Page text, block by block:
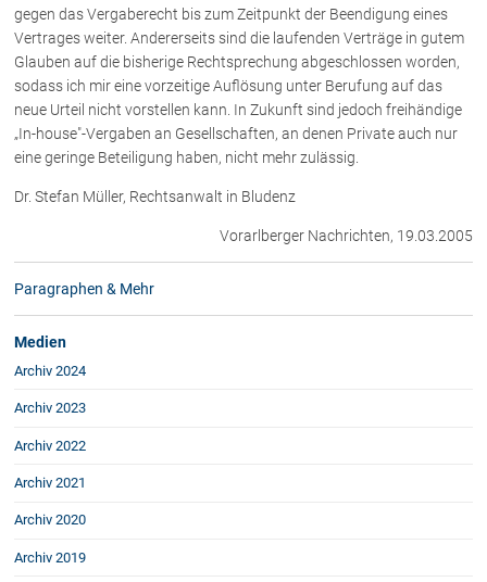
Paragraphen & Mehr
Medien
Vorarlberg Online
NOVUM
Fachliteratur
und Übergabeverträgen
Check dein Recht/Erbrecht
Schenkung von Immobilien
Checklisten: Haus-, Wohnungs- und
Checkliste: Immobilienertragssteuer
Checkliste: Mietvertrag
Checkliste: GmbH-Gründung
Person
gegen das Vergaberecht bis zum Zeitpunkt der Beendigung eines
Vertrages weiter. Andererseits sind die laufenden Verträge in gutem
Glauben auf die bisherige Rechtsprechung abgeschlossen worden,
sodass ich mir eine vorzeitige Auflösung unter Berufung auf das
neue Urteil nicht vorstellen kann. In Zukunft sind jedoch freihändige
„In-house"-Vergaben an Gesellschaften, an denen Private auch nur
eine geringe Beteiligung haben, nicht mehr zulässig.
Dr. Stefan Müller, Rechtsanwalt in Bludenz
Vorarlberger Nachrichten, 19.03.2005
Paragraphen & Mehr
Medien
Archiv 2024
Archiv 2023
Archiv 2022
Archiv 2021
Archiv 2020
Archiv 2019